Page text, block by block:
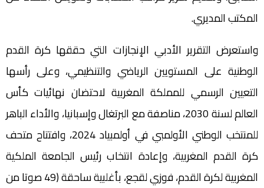
المكتب المديري.
واستعرض التقرير الأدبي الإنجازات التي حققها كرة القدم
الوطنية على المستويين الرياضي والتنظيمي، وعلى رأسها
التعيين الرسمي للمملكة المغربية لاحتضان نهائيات كأس
العالم لسنة 2030، مناصفة مع البرتغال وإسبانيا، والأداء الباهر
للمنتخب الوطني الأولمبي في أولمبياد 2024، وافتتاح متحف
كرة القدم المغربية، وإعادة انتخاب رئيس الجامعة الملكية
المغربية لكرة القدم، فوزي لقجع، بأغلبية ساحقة (49 صوتا من